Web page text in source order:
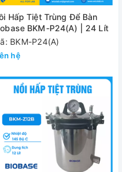
Hấp Tiệt Trùng Để Bàn
BKM-P24(A) | 24 Lít
BKM-P24(A)
hệ